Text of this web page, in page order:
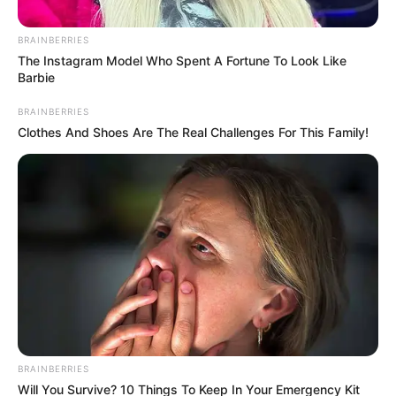
Alerta Tolima
Vanesa Reyes León, de 22 años, perdió la vida tras
quedar en medio de un enfrentamiento a tiros en la plaza
de mercado. Autoridades investigan.
Edelberto Buendía Sánchez
Abril 4, 2025
BRAINBERRIES
The Instagram Model Who Spent A Fortune To Look Like
Barbie
BRAINBERRIES
Clothes And Shoes Are The Real Challenges For This Family!
BRAINBERRIES
Will You Survive? 10 Things To Keep In Your Emergency Kit